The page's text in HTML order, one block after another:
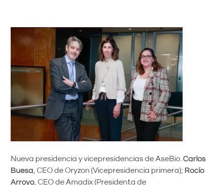
Nueva presidencia y vicepresidencias de AseBio.Carlos
Buesa , CEO de Oryzon (Vicepresidencia primera); Rocío
Arroyo , CEO de Amadix (Presidenta de